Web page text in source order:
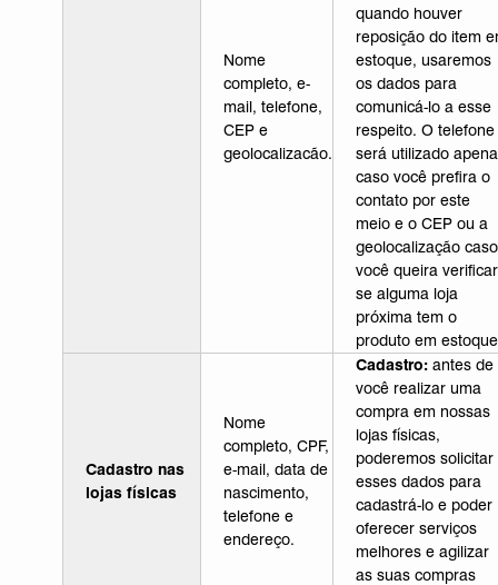
Nome
completo, e-
mail, telefone,
CEP e
geolocalizacão.
quando houver
reposição do item
estoque, usaremos
os dados para
comunicá-lo a esse
respeito. O telefone
será utilizado
caso você prefira o
contato por este
meio e o CEP ou a
geolocalização caso
você queira verificar
se alguma loja
próxima tem o
produto em
Cadastro nas
lojas físicas
Nome
completo, CPF,
e-mail, data de
nascimento,
telefone e
endereço.
Cadastro: antes de
você realizar uma
compra em nossas
lojas físicas,
poderemos solicitar
esses dados para
cadastrá-lo e poder
oferecer serviços
melhores e agilizar
as suas compras